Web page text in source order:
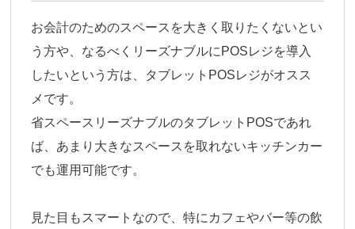
お会計のためのスペースを大きく取りたくないとい
う方や、なるべくリーズナブルにPOSレジを導入
したいという方は、タブレットPOSレジがオスス
メです。
省スペースリーズナブルのタブレットPOSであれ
ば、あまり大きなスペースを取れないキッチンカー
でも運用可能です。
見た目もスマートなので、特にカフェやバー等の飲